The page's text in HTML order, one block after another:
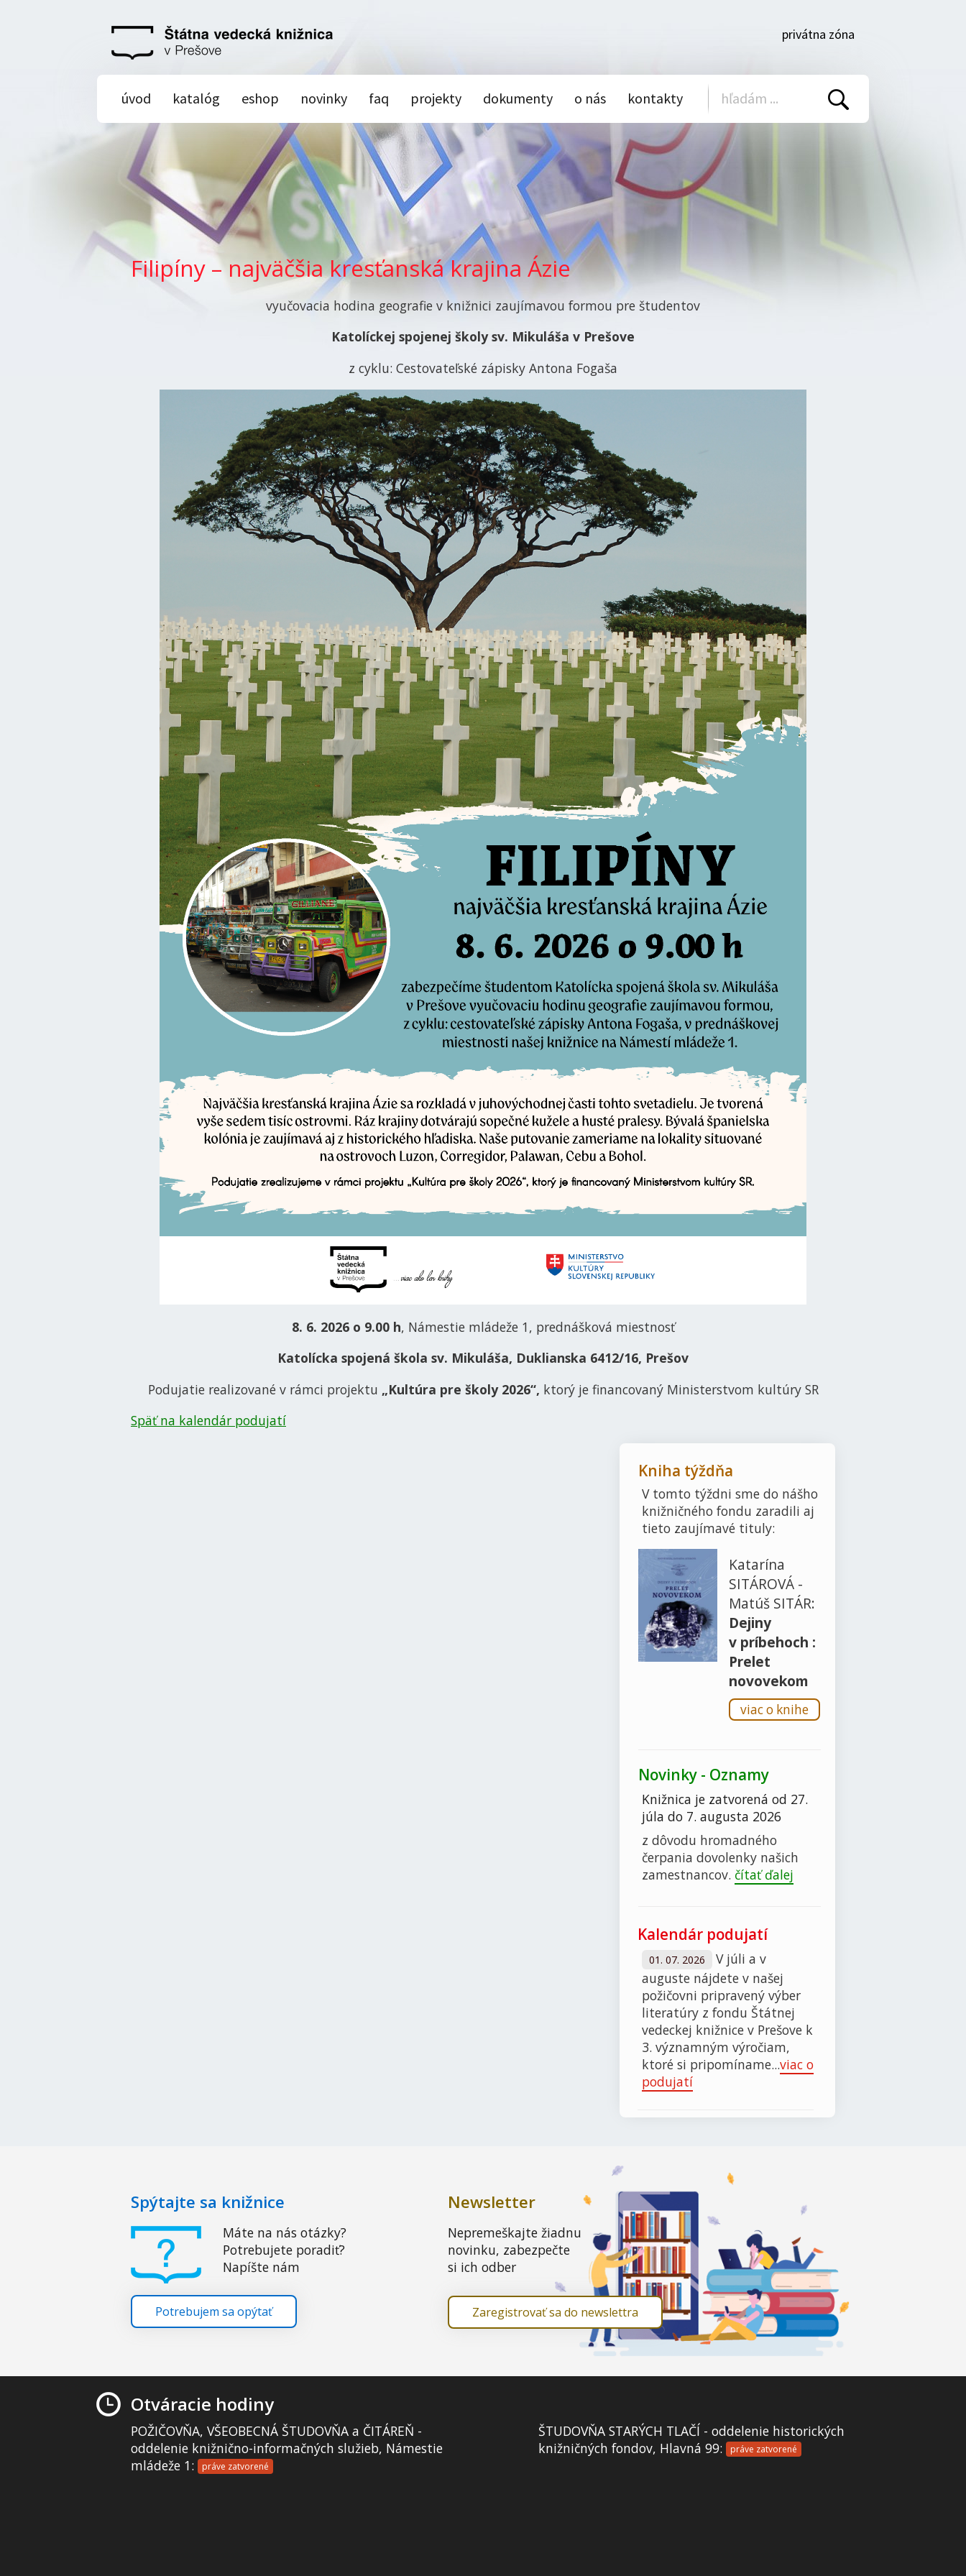
privátna zóna
úvod katalóg eshop novinky faq projekty dokumenty o nás kontakty
Filipíny – najväčšia kresťanská krajina Ázie
vyučovacia hodina geografie v knižnici zaujímavou formou pre študentov
Katolíckej spojenej školy sv. Mikuláša v Prešove
z cyklu: Cestovateľské zápisky Antona Fogaša
8. 6. 2026 o 9.00 h, Námestie mládeže 1, prednášková miestnosť
Katolícka spojená škola sv. Mikuláša, Duklianska 6412/16, Prešov
Podujatie realizované v rámci projektu „Kultúra pre školy 2026“, ktorý je financovaný Ministerstvom kultúry SR
Späť na kalendár podujatí
Kniha týždňa
V tomto týždni sme do nášho
knižničného fondu zaradili aj
tieto zaujímavé tituly:
Katarína
SITÁROVÁ -
Matúš SITÁR:
Dejiny
v príbehoch :
Prelet
novovekom
viac o knihe
Novinky - Oznamy
Knižnica je zatvorená od 27.
júla do 7. augusta 2026
z dôvodu hromadného
čerpania dovolenky našich
zamestnancov. čítať ďalej
Kalendár podujatí
01. 07. 2026
V júli a v
auguste nájdete v našej
požičovni pripravený výber
literatúry z fondu Štátnej
vedeckej knižnice v Prešove k
3. významným výročiam,
ktoré si pripomíname...viac o
podujatí
Spýtajte sa knižnice
Máte na nás otázky?
Potrebujete poradiť?
Napíšte nám
Potrebujem sa opýtať
Newsletter
Nepremeškajte žiadnu
novinku, zabezpečte
si ich odber
Zaregistrovať sa do newslettra
Otváracie hodiny
POŽIČOVŇA, VŠEOBECNÁ ŠTUDOVŇA a ČITÁREŇ -
oddelenie knižnično-informačných služieb, Námestie
mládeže 1:
práve zatvorené
ŠTUDOVŇA STARÝCH TLAČÍ - oddelenie historických
knižničných fondov, Hlavná 99:
práve zatvorené